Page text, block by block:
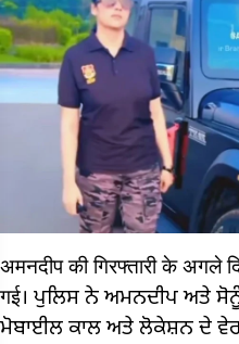
अमनदीप की गिरफ्तारी के अगले
गई। ਪੁਲਿਸ ਨੇ ਅਮਨਦੀਪ ਅਤੇ
ਮੋਬਾਈਲ ਕਾਲ ਅਤੇ ਲੋਕੇਸ਼ਨ ਦੇ